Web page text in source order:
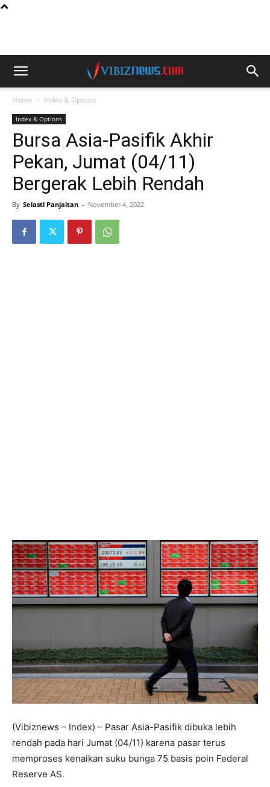
Home Index & Options
Index & Options
Bursa Asia-Pasifik Akhir
Pekan, Jumat (04/11)
Bergerak Lebih Rendah
By Selasti Panjaitan - November 4, 2022
(Vibiznews – Index) – Pasar Asia-Pasifik dibuka lebih
rendah pada hari Jumat (04/11) karena pasar terus
memproses kenaikan suku bunga 75 basis poin Federal
Reserve AS.